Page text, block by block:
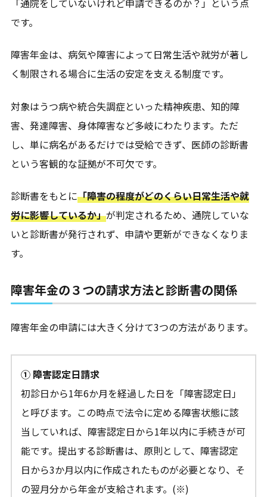
です。
障害年金は、病気や障害によって日常生活や就労が著し
く制限される場合に生活の安定を支える制度です。
対象はうつ病や統合失調症といった精神疾患、知的障
害、発達障害、身体障害など多岐にわたります。ただ
し、単に病名があるだけでは受給できず、医師の診断書
という客観的な証拠が不可欠です。
診断書をもとに「障害の程度がどのくらい日常生活や就
労に影響しているか」が判定されるため、通院していな
いと診断書が発行されず、申請や更新ができなくなりま
す。
障害年金の３つの請求方法と診断書の関係
障害年金の申請には大きく分けて3つの方法があります。
① 障害認定日請求
初診日から1年6か月を経過した日を「障害認定日」
と呼びます。この時点で法令に定める障害状態に該
当していれば、障害認定日から1年以内に手続きが可
能です。提出する診断書は、原則として、障害認定
日から3か月以内に作成されたものが必要となり、そ
の翌月分から年金が支給されます。(※)